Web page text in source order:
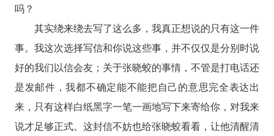
吗？
其实绕来绕去写了这么多，我真正想说的只有这一件
事。我这次选择写信和你说这些事，并不仅仅是分别时说
好的我们以信会友；关于张晓蛟的事情，不管是打电话还
是发邮件，我都不确定能不能把自己的意思完全表达出
来，只有这样白纸黑字一笔一画地写下来寄给你，对我来
说才足够正式。这封信不妨也给张晓蛟看看，让他清醒清